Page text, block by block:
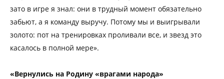
зато в игре я знал: они в трудный момент обязательно
забьют, а я команду выручу. Потому мы и выигрывали
золото: пот на тренировках проливали все, и звезд это
касалось в полной мере».
«Вернулись на Родину «врагами народа»